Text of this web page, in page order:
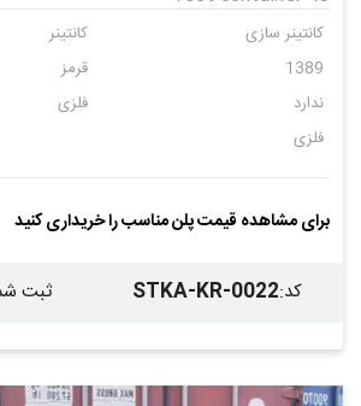
کانتینر سازی
کانتینر
1389
قرمز
ندارد
فلزی
فلزی
برای مشاهده قیمت پلن مناسب را خریداری کنید
کد:
STKA-KR-0022 ثبت